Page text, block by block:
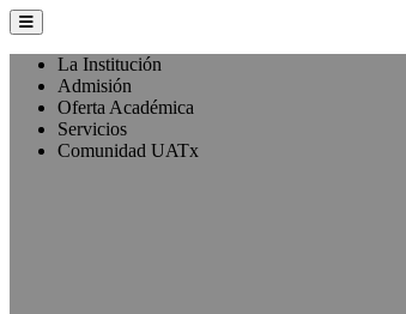
La Institución
Admisión
Oferta Académica
Servicios
Comunidad UATx